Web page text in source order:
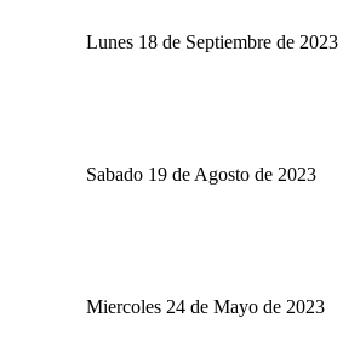
Lunes 18 de Septiembre de 2023
Sabado 19 de Agosto de 2023
Miercoles 24 de Mayo de 2023